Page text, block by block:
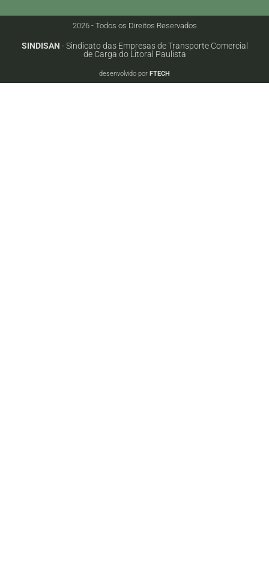
2026 - Todos os Direitos Reservados
SINDISAN - Sindicato das Empresas de Transporte Comercial
de Carga do Litoral Paulista
desenvolvido por FTECH